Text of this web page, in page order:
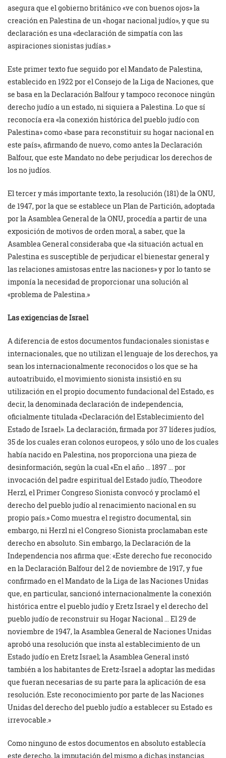
asegura que el gobierno británico «ve con buenos ojos» la
creación en Palestina de un «hogar nacional judío», y que su
declaración es una «declaración de simpatía con las
aspiraciones sionistas judías.»
Este primer texto fue seguido por el Mandato de Palestina,
establecido en 1922 por el Consejo de la Liga de Naciones, que
se basa en la Declaración Balfour y tampoco reconoce ningún
derecho judío a un estado, ni siquiera a Palestina. Lo que sí
reconocía era «la conexión histórica del pueblo judío con
Palestina» como «base para reconstituir su hogar nacional en
este país», afirmando de nuevo, como antes la Declaración
Balfour, que este Mandato no debe perjudicar los derechos de
los no judíos.
El tercer y más importante texto, la resolución (181) de la ONU,
de 1947, por la que se establece un Plan de Partición, adoptada
por la Asamblea General de la ONU, procedía a partir de una
exposición de motivos de orden moral, a saber, que la
Asamblea General consideraba que «la situación actual en
Palestina es susceptible de perjudicar el bienestar general y
las relaciones amistosas entre las naciones» y por lo tanto se
imponía la necesidad de proporcionar una solución al
«problema de Palestina.»
Las exigencias de Israel
A diferencia de estos documentos fundacionales sionistas e
internacionales, que no utilizan el lenguaje de los derechos, ya
sean los internacionalmente reconocidos o los que se ha
autoatribuido, el movimiento sionista insistió en su
utilización en el propio documento fundacional del Estado, es
decir, la denominada declaración de independencia,
oficialmente titulada «Declaración del Establecimiento del
Estado de Israel». La declaración, firmada por 37 líderes judíos,
35 de los cuales eran colonos europeos, y sólo uno de los cuales
había nacido en Palestina, nos proporciona una pieza de
desinformación, según la cual «En el año … 1897 … por
invocación del padre espiritual del Estado judío, Theodore
Herzl, el Primer Congreso Sionista convocó y proclamó el
derecho del pueblo judío al renacimiento nacional en su
propio país.» Como muestra el registro documental, sin
embargo, ni Herzl ni el Congreso Sionista proclamaban este
derecho en absoluto. Sin embargo, la Declaración de la
Independencia nos afirma que: «Este derecho fue reconocido
en la Declaración Balfour del 2 de noviembre de 1917, y fue
confirmado en el Mandato de la Liga de las Naciones Unidas
que, en particular, sancionó internacionalmente la conexión
histórica entre el pueblo judío y Eretz Israel y el derecho del
pueblo judío de reconstruir su Hogar Nacional … El 29 de
noviembre de 1947, la Asamblea General de Naciones Unidas
aprobó una resolución que insta al establecimiento de un
Estado judío en Eretz Israel; la Asamblea General instó
también a los habitantes de Eretz-Israel a adoptar las medidas
que fueran necesarias de su parte para la aplicación de esa
resolución. Este reconocimiento por parte de las Naciones
Unidas del derecho del pueblo judío a establecer su Estado es
irrevocable.»
Como ninguno de estos documentos en absoluto establecía
este derecho, la imputación del mismo a dichas instancias